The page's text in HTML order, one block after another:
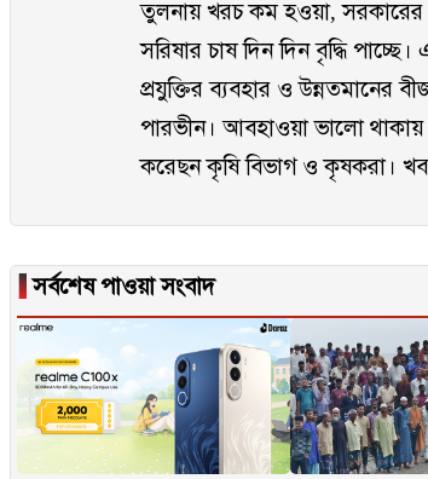
তুলনায় খরচ কম হওয়া, সরকারের
সরিষার চাষ দিন দিন বৃদ্ধি
প্রযুক্তির ব্যবহার ও উন্নতমানের
পারভীন। আবহাওয়া ভালো থাকায়
করেছন কৃষি বিভাগ ও কৃষকরা।
▐সর্বশেষ পাওয়া সংবাদ